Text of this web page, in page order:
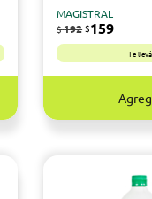
MAGISTRAL
$192 $159
Te